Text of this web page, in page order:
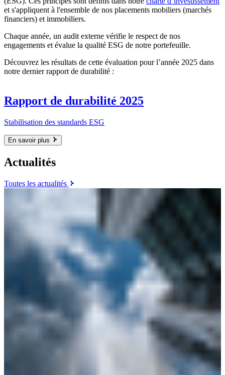
et s'appliquent à l'ensemble de nos placements mobiliers (marchés
financiers) et immobiliers.
Chaque année, un audit externe vérifie le respect de nos
engagements et évalue la qualité ESG de notre portefeuille.
Découvrez les résultats de cette évaluation pour l’année 2025 dans
notre dernier rapport de durabilité :
Rapport de durabilité 2025
Stabilisation des standards ESG
En savoir plus
Actualités
Toutes les actualités